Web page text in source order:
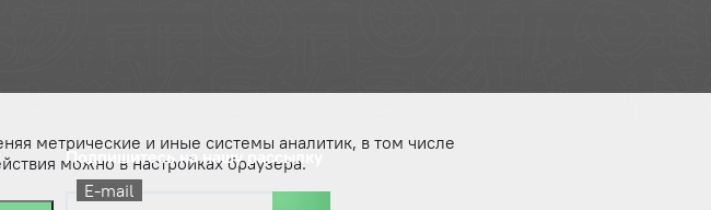
Подпишитесь на нашу рассылку
E-mail
метрические и иные системы аналитик, в том числе
можно в настройках браузера.